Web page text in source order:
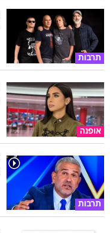
תרבות
אופנה
תרבות